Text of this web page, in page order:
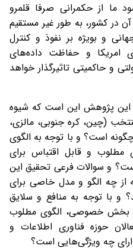
ما از حکمرانی صرفا قلمرو
در کشور، به طور غیر مستقیم
و بویژه بر نفوذ و کنترل
امریکا و حفاظت داده‌های
و حاکمیتی تاثیرگذار خواهد
این پژوهش این است که شیوه
(چین، کره جنوبی، مالزی،
است؟ و با توجه به الگوی
مطلوب و قابل اقتباس برای
و سوالات فرعی تحقیق این
چه الگو و مدل خاصی برای
و با توجه به منافع و سلایق
بخش خصوصی، الگوی مطلوب
حوزه فناوری اطلاعات و
چه ویژگی‌هایی است؟